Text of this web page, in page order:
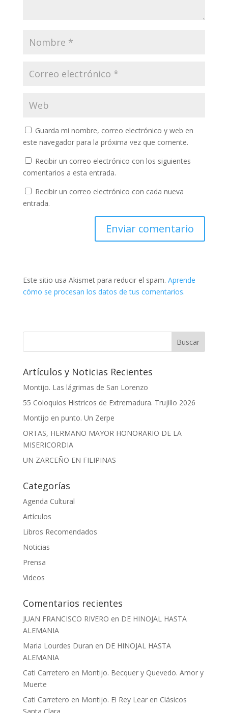
Guarda mi nombre, correo electrónico y web en
este navegador para la próxima vez que comente.
Recibir un correo electrónico con los siguientes
comentarios a esta entrada.
Recibir un correo electrónico con cada nueva
entrada.
Este sitio usa Akismet para reducir el spam. Aprende
cómo se procesan los datos de tus comentarios.
Artículos y Noticias Recientes
Montijo. Las lágrimas de San Lorenzo
55 Coloquios Histricos de Extremadura. Trujillo 2026
Montijo en punto. Un Zerpe
ORTAS, HERMANO MAYOR HONORARIO DE LA
MISERICORDIA
UN ZARCEÑO EN FILIPINAS
Categorías
Agenda Cultural
Artículos
Libros Recomendados
Noticias
Prensa
Videos
Comentarios recientes
JUAN FRANCISCO RIVERO en DE HINOJAL HASTA
ALEMANIA
Maria Lourdes Duran en DE HINOJAL HASTA
ALEMANIA
Cati Carretero en Montijo. Becquer y Quevedo. Amor y
Muerte
Cati Carretero en Montijo. El Rey Lear en Clásicos